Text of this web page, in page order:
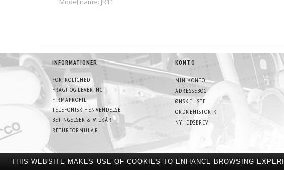
INFORMATIONER
FORTROLIGHED
FRAGT OG LEVERING
FIRMAPROFIL
TELEFONISK HENVENDELSE
BETINGELSER & VILKÅR
RETURFORMULAR
KONTO
MIN KONTO
ADRESSEBOG
ØNSKELISTE
ORDREHISTORIK
NYHEDSBREV
THIS WEBSITE MAKES USE OF COOKIES TO ENHANCE BROWSING